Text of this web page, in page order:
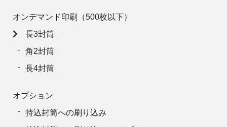
オンデマンド印刷（500枚以下）
長3封筒
角2封筒
長4封筒
オプション
持込封筒への刷り込み